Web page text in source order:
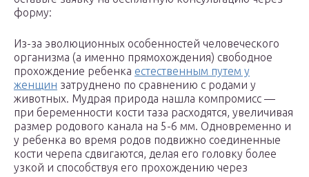
форму:
Из-за эволюционных особенностей человеческого
организма (а именно прямохождения) свободное
прохождение ребенка естественным путем у
женщин затруднено по сравнению с родами у
животных. Мудрая природа нашла компромисс —
при беременности кости таза расходятся, увеличивая
размер родового канала на 5-6 мм. Одновременно и
у ребенка во время родов подвижно соединенные
кости черепа сдвигаются, делая его головку более
узкой и способствуя его прохождению через